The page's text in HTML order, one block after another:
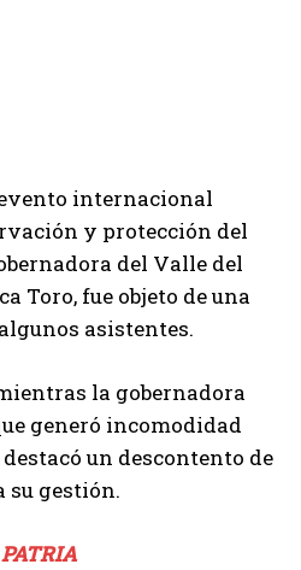
evento internacional
y protección del
del Valle del
Toro, fue objeto de una
asistentes.
la gobernadora
generó incomodidad
un descontento de
su gestión.